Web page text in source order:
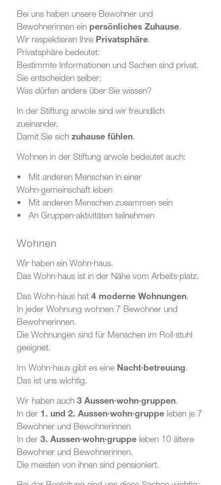
Bei uns haben unsere Bewohner und
Bewohnerinnen ein persönliches Zuhause.
Wir respektieren Ihre Privatsphäre.
Privatsphäre bedeutet:
Bestimmte Informationen und Sachen sind privat.
Sie entscheiden selber:
Was dürfen andere über Sie wissen?
In der Stiftung arwole sind wir freundlich
zueinander.
Damit Sie sich zuhause fühlen.
Wohnen in der Stiftung arwole bedeutet auch:
• Mit anderen Menschen in einer
Wohn·gemeinschaft leben
• Mit anderen Menschen zusammen sein
• An Gruppen·aktivitäten teilnehmen
Wohnen
Wir haben ein Wohn·haus.
Das Wohn·haus ist in der Nähe vom Arbeits·platz.
Das Wohn·haus hat 4 moderne Wohnungen.
In jeder Wohnung wohnen 7 Bewohner und
Bewohnerinnen.
Die Wohnungen sind für Menschen im Roll·stuhl
geeignet.
Im Wohn·haus gibt es eine Nacht·betreuung.
Das ist uns wichtig.
Wir haben auch 3 Aussen·wohn·gruppen.
In der 1. und 2. Aussen·wohn·gruppe leben je 7
Bewohner und Bewohnerinnen
In der 3. Aussen·wohn·gruppeleben 10 ältere
Bewohner und Bewohnerinnen.
Die meisten von ihnen sind pensioniert.